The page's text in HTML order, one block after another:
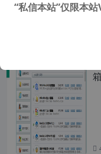
“私信本站”仅限本